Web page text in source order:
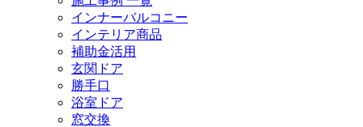
インナーバルコニー
インテリア商品
補助金活用
玄関ドア
勝手口
浴室ドア
窓交換